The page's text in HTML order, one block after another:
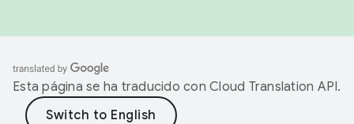
Esta página se ha traducido con Cloud Translation API.